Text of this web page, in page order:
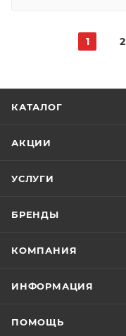
1 2
КАТАЛОГ
АКЦИИ
УСЛУГИ
БРЕНДЫ
КОМПАНИЯ
ИНФОРМАЦИЯ
ПОМОЩЬ